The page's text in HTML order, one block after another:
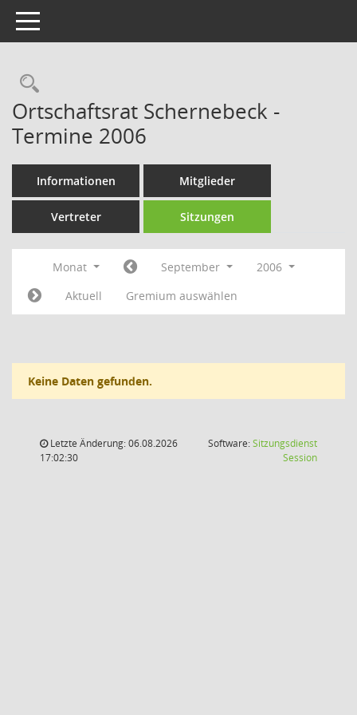
Toggle navigation
Rechercheauswahl
Ortschaftsrat Schernebeck -
Termine 2006
Informationen Mitglieder
Vertreter Sitzungen
Monat September
2006
Aktuell
Gremium auswählen
Keine Daten gefunden.
Letzte Änderung: 06.08.2026
17:02:30
Software:Sitzungsdienst
Session(Wird in